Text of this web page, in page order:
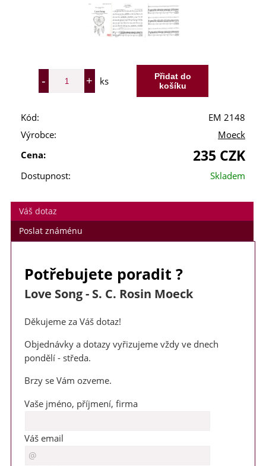
ks
Kód:
EM 2148
Výrobce:
Moeck
Cena:
235 CZK
Dostupnost: Skladem
Váš dotaz
Poslat známénu
Potřebujete poradit ?
Love Song - S. C. Rosin Moeck
Děkujeme za Váš dotaz!
Objednávky a dotazy vyřizujeme vždy ve dnech
pondělí - středa.
Brzy se Vám ozveme.
Vaše jméno, příjmení, firma
Váš email
Milí příznivci zobcové flétny,
místě není signál. Veškeré objednávky a požadavky vyřídím po
tomto datu.